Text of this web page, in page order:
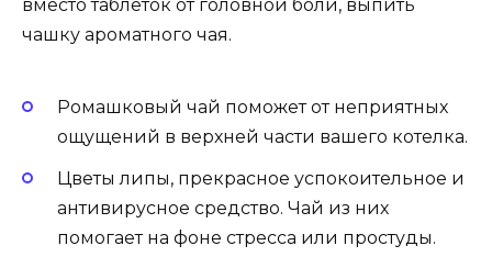
вместо таблеток от головной боли, выпить
чашку ароматного чая.
Ромашковый чай поможет от неприятных
ощущений в верхней части вашего котелка.
Цветы липы, прекрасное успокоительное и
антивирусное средство. Чай из них
помогает на фоне стресса или простуды.